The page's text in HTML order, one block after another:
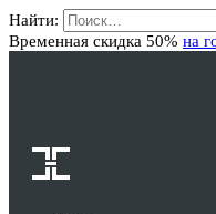
Найти:
Временная скидка 50% на